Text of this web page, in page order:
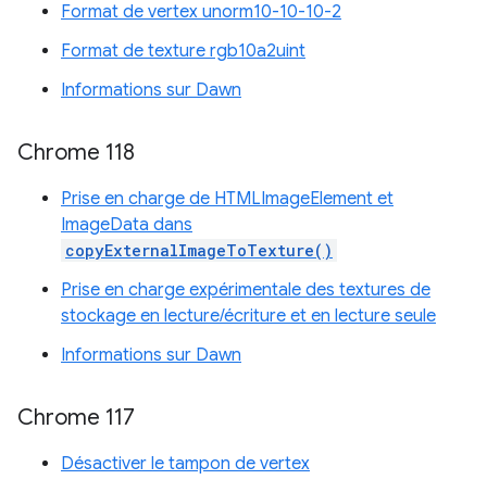
Format de vertex unorm10-10-10-2
Format de texture rgb10a2uint
Informations sur Dawn
Chrome 118
Prise en charge de HTMLImageElement et
ImageData dans
copyExternalImageToTexture()
Prise en charge expérimentale des textures de
stockage en lecture/écriture et en lecture seule
Informations sur Dawn
Chrome 117
Désactiver le tampon de vertex